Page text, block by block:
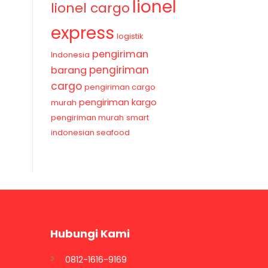
lionel cargo lionel
express logistik
Indonesia pengiriman
barang pengiriman
cargo pengiriman cargo
murah pengiriman kargo
pengiriman murah smart
indonesian seafood
Hubungi Kami
0812-1616-9169